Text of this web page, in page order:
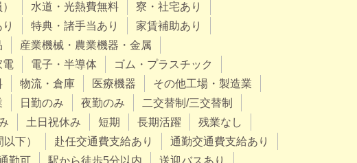
水道・光熱費無料
寮・社宅あり
特典・諸手当あり
家賃補助あり
産業機械・農業機器・金属
電
電子・半導体
ゴム・プラスチック
物流・倉庫 医療機器
その他工場・製造業
日勤のみ 夜勤のみ
二交替制/三交替制
土日祝休み 短期 長期活躍
残業なし
下）
赴任交通費支給あり
通勤交通費支給あり